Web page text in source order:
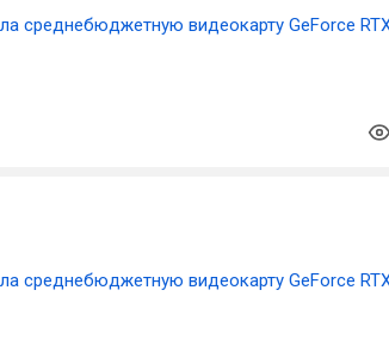
среднебюджетную видеокарту GeForce
среднебюджетную видеокарту GeForce